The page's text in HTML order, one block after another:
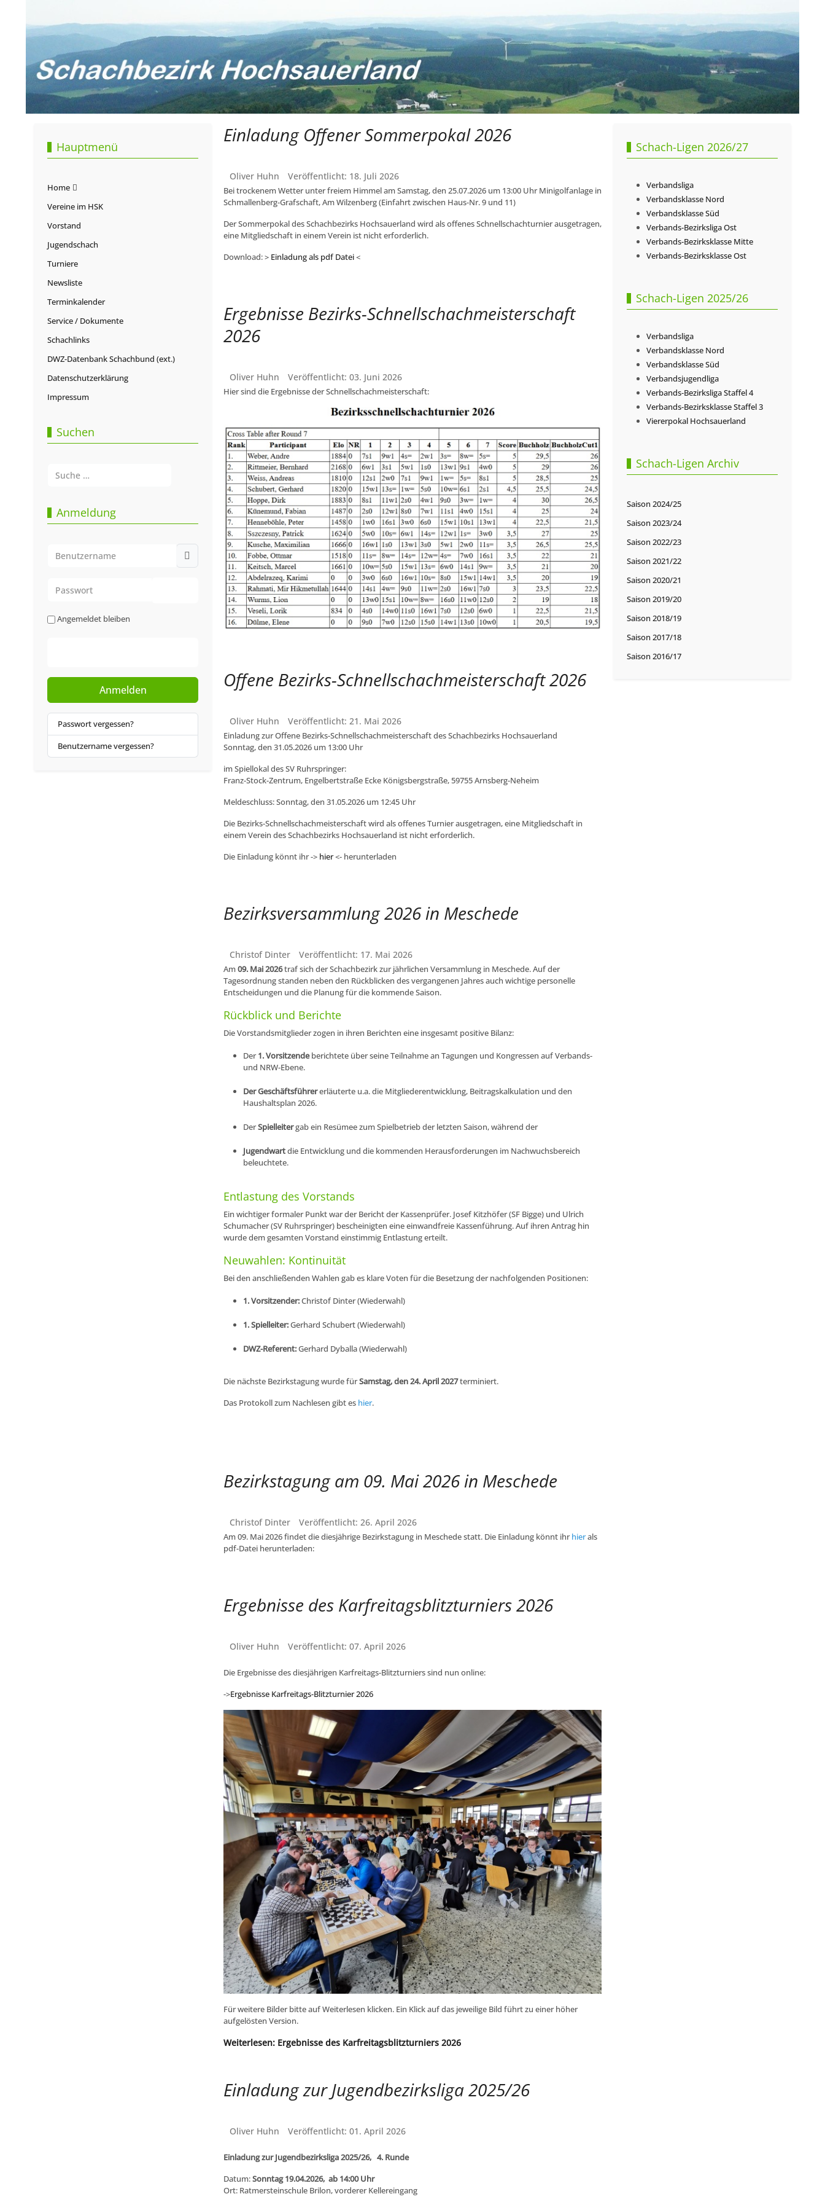
Hauptmenü
Home
Vereine im HSK
Vorstand
Jugendschach
Turniere
Newsliste
Terminkalender
Service / Dokumente
Schachlinks
DWZ-Datenbank Schachbund (ext.)
Datenschutzerklärung
Impressum
Suchen
Anmeldung
Passwort anzeigen
Angemeldet bleiben
Anmelden
Passwort vergessen?
Benutzername vergessen?
Einladung Offener Sommerpokal 2026
Oliver Huhn Veröffentlicht: 18. Juli 2026
Bei trockenem Wetter unter freiem Himmel am Samstag, den 25.07.2026 um 13:00 Uhr Minigolfanlage in
Schmallenberg-Grafschaft, Am Wilzenberg (Einfahrt zwischen Haus-Nr. 9 und 11)
Der Sommerpokal des Schachbezirks Hochsauerland wird als offenes Schnellschachturnier ausgetragen,
eine Mitgliedschaft in einem Verein ist nicht erforderlich.
Download: > Einladung als pdf Datei<
Ergebnisse Bezirks-Schnellschachmeisterschaft
2026
Oliver Huhn Veröffentlicht: 03. Juni 2026
Hier sind die Ergebnisse der Schnellschachmeisterschaft:
Offene Bezirks-Schnellschachmeisterschaft 2026
Oliver Huhn Veröffentlicht: 21. Mai 2026
Einladung zur Offene Bezirks-Schnellschachmeisterschaft des Schachbezirks Hochsauerland
Sonntag, den 31.05.2026 um 13:00 Uhr
im Spiellokal des SV Ruhrspringer:
Franz-Stock-Zentrum, Engelbertstraße Ecke Königsbergstraße, 59755 Arnsberg-Neheim
Meldeschluss: Sonntag, den 31.05.2026 um 12:45 Uhr
Die Bezirks-Schnellschachmeisterschaft wird als offenes Turnier ausgetragen, eine Mitgliedschaft in
einem Verein des Schachbezirks Hochsauerland ist nicht erforderlich.
Die Einladung könnt ihr -> hier<- herunterladen
Bezirksversammlung 2026 in Meschede
Christof Dinter Veröffentlicht: 17. Mai 2026
Am09. Mai 2026traf sich der Schachbezirk zur jährlichen Versammlung in Meschede. Auf der
Tagesordnung standen neben den Rückblicken des vergangenen Jahres auch wichtige personelle
Entscheidungen und die Planung für die kommende Saison.
Rückblick und Berichte
Die Vorstandsmitglieder zogen in ihren Berichten eine insgesamt positive Bilanz:
Der1. Vorsitzendeberichtete über seine Teilnahme an Tagungen und Kongressen auf Verbands-
und NRW-Ebene.
Der Geschäftsführererläuterte u.a. die Mitgliederentwicklung, Beitragskalkulation und den
Haushaltsplan 2026.
DerSpielleitergab ein Resümee zum Spielbetrieb der letzten Saison, während der
Jugendwartdie Entwicklung und die kommenden Herausforderungen im Nachwuchsbereich
beleuchtete.
Entlastung des Vorstands
Ein wichtiger formaler Punkt war der Bericht der Kassenprüfer. Josef Kitzhöfer (SF Bigge) und Ulrich
Schumacher (SV Ruhrspringer) bescheinigten eine einwandfreie Kassenführung. Auf ihren Antrag hin
wurde dem gesamten Vorstand einstimmig Entlastung erteilt.
Neuwahlen: Kontinuität
Bei den anschließenden Wahlen gab es klare Voten für die Besetzung der nachfolgenden Positionen:
1. Vorsitzender:Christof Dinter (Wiederwahl)
1. Spielleiter:Gerhard Schubert (Wiederwahl)
DWZ-Referent:Gerhard Dyballa (Wiederwahl)
Die nächste Bezirkstagung wurde fürSamstag, den 24. April 2027terminiert.
Das Protokoll zum Nachlesen gibt es hier.
Bezirkstagung am 09. Mai 2026 in Meschede
Christof Dinter Veröffentlicht: 26. April 2026
Am 09. Mai 2026 findet die diesjährige Bezirkstagung in Meschede statt. Die Einladung könnt ihr hierals
pdf-Datei herunterladen:
Ergebnisse des Karfreitagsblitzturniers 2026
Oliver Huhn Veröffentlicht: 07. April 2026
Die Ergebnisse des diesjährigen Karfreitags-Blitzturniers sind nun online:
->Ergebnisse Karfreitags-Blitzturnier 2026
Für weitere Bilder bitte auf Weiterlesen klicken. Ein Klick auf das jeweilige Bild führt zu einer höher
aufgelösten Version.
Weiterlesen: Ergebnisse des Karfreitagsblitzturniers 2026
Einladung zur Jugendbezirksliga 2025/26
Oliver Huhn Veröffentlicht: 01. April 2026
Einladung zur Jugendbezirksliga 2025/26, 4. Runde
Datum:Sonntag 19.04.2026, ab 14:00 Uhr
Ort: Ratmersteinschule Brilon, vorderer Kellereingang
Schach-Ligen 2026/27
Verbandsliga
Verbandsklasse Nord
Verbandsklasse Süd
Verbands-Bezirksliga Ost
Verbands-Bezirksklasse Mitte
Verbands-Bezirksklasse Ost
Schach-Ligen 2025/26
Verbandsliga
Verbandsklasse Nord
Verbandsklasse Süd
Verbandsjugendliga
Verbands-Bezirksliga Staffel 4
Verbands-Bezirksklasse Staffel 3
Viererpokal Hochsauerland
Schach-Ligen Archiv
Saison 2024/25
Saison 2023/24
Saison 2022/23
Saison 2021/22
Saison 2020/21
Saison 2019/20
Saison 2018/19
Saison 2017/18
Saison 2016/17